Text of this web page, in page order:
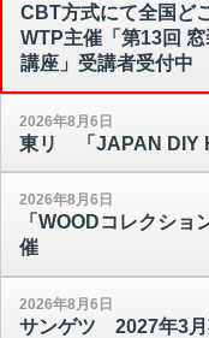
CBT方式にて全国ど
WTP主催「第13回
講座」受講者受付中
2026年8月6日
東リ 「JAPAN DIY
2026年8月6日
「WOODコレクシ
催
2026年8月6日
サンゲツ 2027年3月